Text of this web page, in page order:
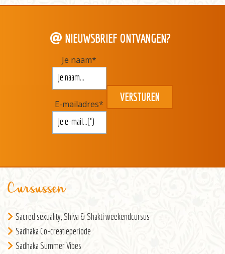
NIEUWSBRIEF ONTVANGEN?
Je naam*
E-mailadres*
Cursussen
Sacred sexuality, Shiva & Shakti weekendcursus
Sadhaka Co-creatieperiode
Sadhaka Summer Vibes